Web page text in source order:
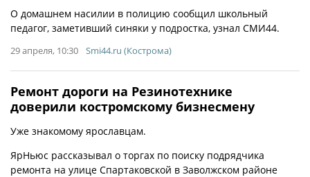
О домашнем насилии в полицию сообщил школьный
педагог, заметивший синяки у подростка, узнал СМИ44.
29 апреля, 10:30 Smi44.ru (Кострома)
Ремонт дороги на Резинотехнике
доверили костромскому бизнесмену
Уже знакомому ярославцам.
ЯрНьюс рассказывал о торгах по поиску подрядчика
ремонта на улице Спартаковской в Заволжском районе